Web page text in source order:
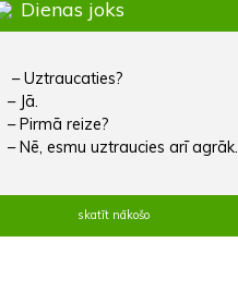
Dienas joks
– Uztraucaties?
– Jā.
– Pirmā reize?
– Nē, esmu uztraucies arī agrāk.
skatīt nākošo